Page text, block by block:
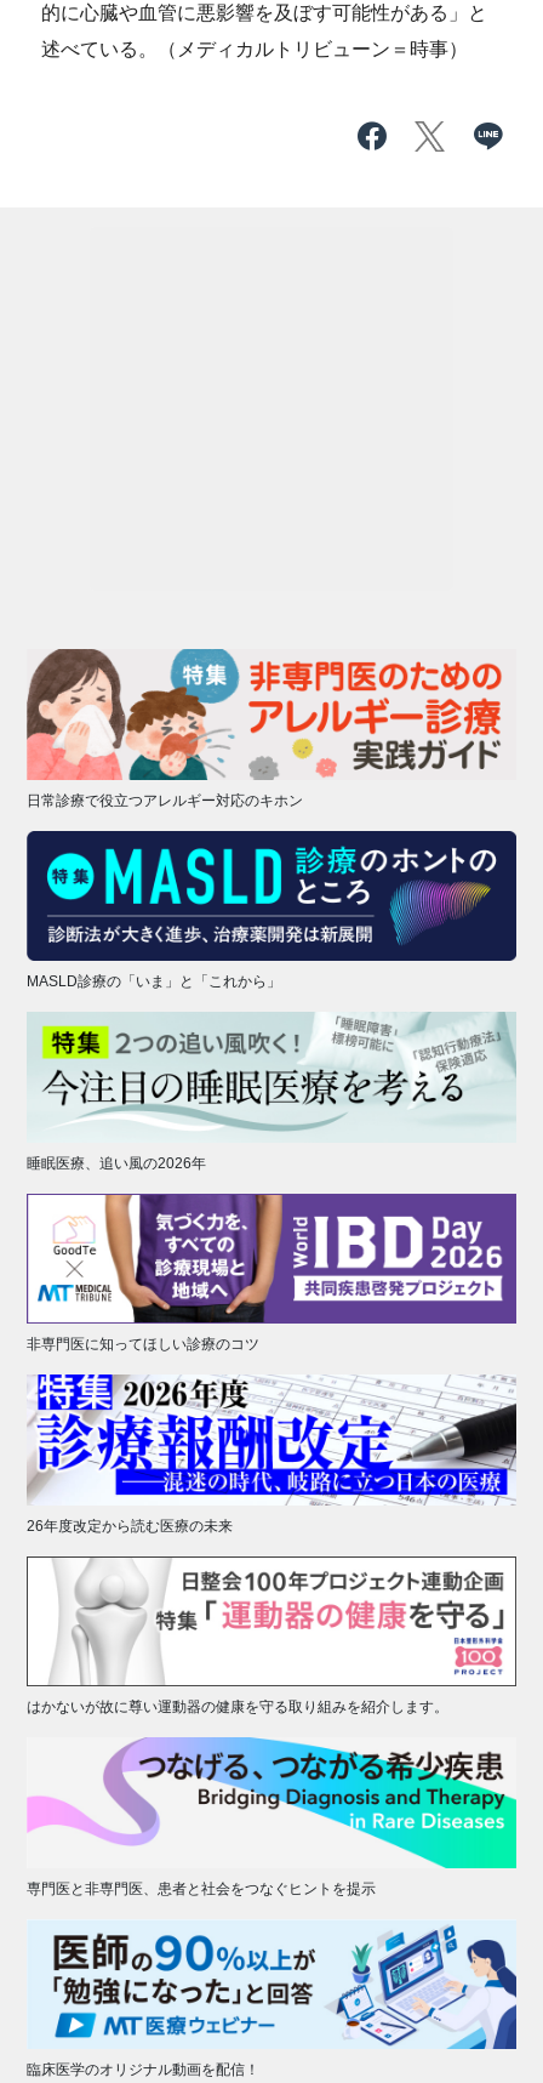
的に心臓や血管に悪影響を及ぼす可能性がある」と
述べている。（メディカルトリビューン＝時事）
日常診療で役立つアレルギー対応のキホン
MASLD診療の「いま」と「これから」
睡眠医療、追い風の2026年
非専門医に知ってほしい診療のコツ
26年度改定から読む医療の未来
はかないが故に尊い運動器の健康を守る取り組みを紹介します。
専門医と非専門医、患者と社会をつなぐヒントを提示
臨床医学のオリジナル動画を配信！